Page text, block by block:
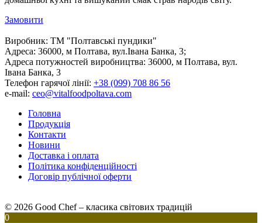
Замовити
Виробник: ТМ "Полтавські пундики"
Адреса: 36000, м Полтава, вул.Івана Банка, 3;
Адреса потужностей виробництва: 36000, м Полтава, вул.
Івана Банка, 3
Телефон гарячої лінії: +38 (099) 708 86 56
e-mail: ceo@vitalfoodpoltava.com
Головна
Продукція
Контакти
Новини
Доставка і оплата
Політика конфіденційності
Договір публічної оферти
© 2026 Good Chef – класика світових традицій
0